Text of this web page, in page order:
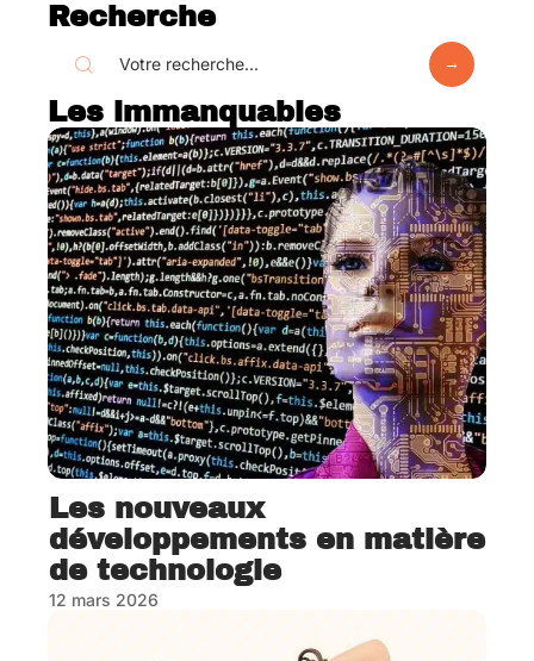
Recherche
Les immanquables
Les nouveaux
développements en matière
de technologie
12 mars 2026